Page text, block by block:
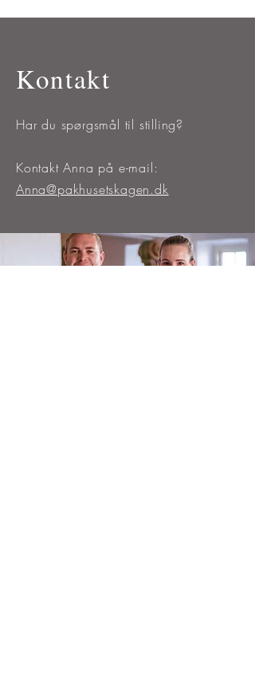
Kontakt
Har du spørgsmål til stilling?
Kontakt Anna på e-mail:
Anna@pakhusetskagen.dk